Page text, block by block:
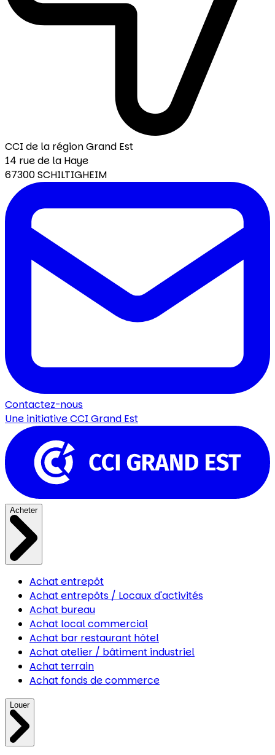
CCI de la région Grand Est
14 rue de la Haye
67300 SCHILTIGHEIM
Contactez-nous
Une initiativeCCI Grand Est
Acheter
Achat entrepôt
Achat entrepôts / Locaux d'activités
Achat bureau
Achat local commercial
Achat bar restaurant hôtel
Achat atelier / bâtiment industriel
Achat terrain
Achat fonds de commerce
Louer